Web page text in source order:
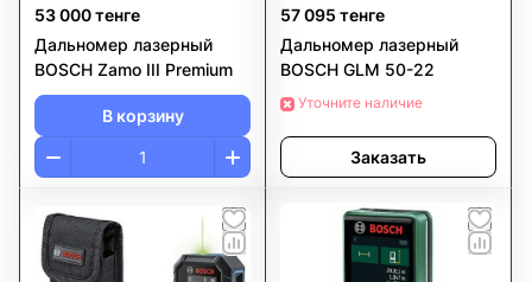
53 000 тенге
Дальномер лазерный
BOSCH Zamo III Premium
В корзину
57 095 тенге
Дальномер лазерный
BOSCH GLM 50-22
Уточните наличие
Заказать